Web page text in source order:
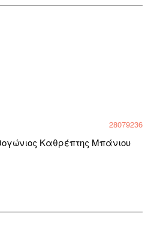
28079236
Καθρέπτης Μπάνιου